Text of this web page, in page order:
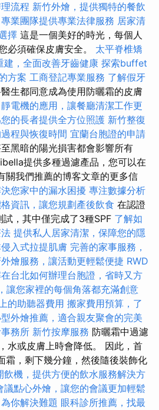
流程 新竹外燴，提供獨特的餐飲
業團隊提供專業法律服務 居家清
擇 這是一個美好的時光，每個人
必須確保皮膚安全。 太平脊椎矯
建，全面改善牙齒健康 探索buffet
方案 工商登記專業服務 了解假牙
生都同意成為使用防曬霜的皮膚
靜電機的應用，讓餐廳清潔工作更
的長者提供全方位照護 新竹整復
程與恢復時間 宜蘭台胞證的申請
黑暗的陽光損害都會影響所有
提供多種過濾產品，您可以在
關我們推薦的博客文章的更多信
您家中的漏水困擾 專注數據分析
資訊，讓您規劃產後飲食 在認證
，其中僅完成了3種SPF 了解如
提供私人居家清潔，保障您的隱
入式拉提肌膚 完善的家事服務，
燴服務，讓活動更輕鬆便捷 RWD
台北如何辦理台胞證，省時又方
讓您家裡的每個角落都充滿創意
的助聽器費用 搬家費用預算，了
外燴推薦，適合親友聚會的完美
務所 新竹按摩服務 防曬霜中過濾
水或皮膚上時會降低。 因此，首
霜，剩下幾分鐘，然後隨後裝飾化
飲機，提供方便的飲水服務解決方
議點心外燴，讓您的會議更加輕鬆
你解決難題 眼科診所推薦，找最